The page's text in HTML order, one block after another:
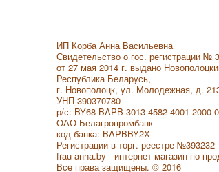
ИП Корба Анна Васильевна
Свидетельство о гос. регистрации №
от 27 мая 2014 г. выдано
Республика Беларусь,
г. Новополоцк, ул. Молодежная, д.
УНП 390370780
р/с: BY68 BAPB 3013 4582 4001 2000
ОАО Белагропромбанк
код банка: BAPBBY2X
Регистрации в торг. реестре №393232
frau-anna.by - интернет магазин по
Все права защищены. © 2016